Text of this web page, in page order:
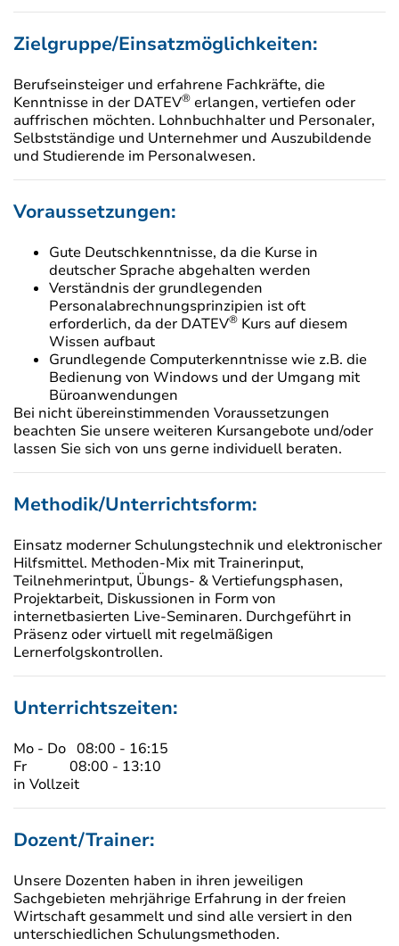
Zielgruppe/Einsatzmöglichkeiten:
Berufseinsteiger und erfahrene Fachkräfte, die
Kenntnisse in der DATEV® erlangen, vertiefen oder
auffrischen möchten. Lohnbuchhalter und Personaler,
Selbstständige und Unternehmer und Auszubildende
und Studierende im Personalwesen.
Voraussetzungen:
Gute Deutschkenntnisse, da die Kurse in
deutscher Sprache abgehalten werden
Verständnis der grundlegenden
Personalabrechnungsprinzipien ist oft
erforderlich, da der DATEV® Kurs auf diesem
Wissen aufbaut
Grundlegende Computerkenntnisse wie z.B. die
Bedienung von Windows und der Umgang mit
Büroanwendungen
Bei nicht übereinstimmenden Voraussetzungen
beachten Sie unsere weiteren Kursangebote und/oder
lassen Sie sich von uns gerne individuell beraten.
Methodik/Unterrichtsform:
Einsatz moderner Schulungstechnik und elektronischer
Hilfsmittel. Methoden-Mix mit Trainerinput,
Teilnehmerintput, Übungs- & Vertiefungsphasen,
Projektarbeit, Diskussionen in Form von
internetbasierten Live-Seminaren. Durchgeführt in
Präsenz oder virtuell mit regelmäßigen
Lernerfolgskontrollen.
Unterrichtszeiten:
Mo - Do 08:00 - 16:15
Fr 08:00 - 13:10
in Vollzeit
Dozent/Trainer:
Unsere Dozenten haben in ihren jeweiligen
Sachgebieten mehrjährige Erfahrung in der freien
Wirtschaft gesammelt und sind alle versiert in den
unterschiedlichen Schulungsmethoden.